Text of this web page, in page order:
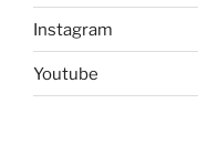
Instagram
Youtube